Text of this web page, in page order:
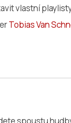
vlastní
Tobias Van
spoustu